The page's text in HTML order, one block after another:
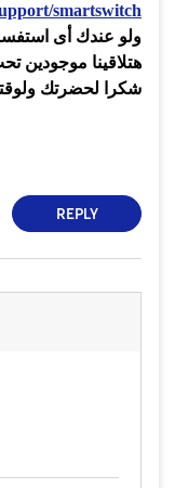
smartswitch
ولو عندك أى
هتلاقينا
شكرا لحضرتك
REPLY